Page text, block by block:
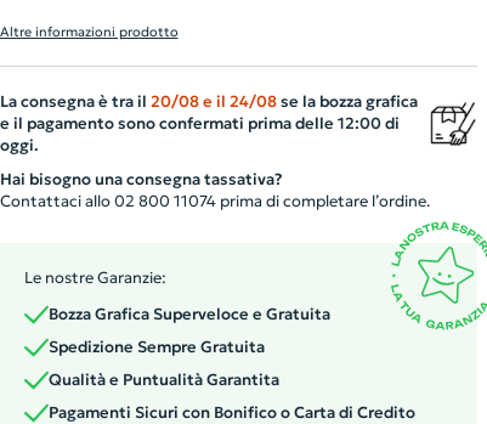
aziendale perfetto. Sia per occasioni speciali che per
promozioni, queste piccole meraviglie saranno un
successo indiscusso. Intrattenimento e brand awareness si
uniscono in maniera unica con i nostri cubi di giochi
personalizzati. Un vero e proprio tocco di classe per la tua
Altre informazioni prodotto
La consegna è tra il 20/08 e il 24/08se la bozza grafica
e il pagamento sono confermati prima delle 12:00 di
oggi.
Hai bisogno una consegna tassativa?
Contattaci allo 02 800 11074 prima di completare l’ordine.
Le nostre Garanzie:
Bozza Grafica Superveloce e Gratuita
Spedizione Sempre Gratuita
Qualità e Puntualità Garantita
Pagamenti Sicuri con Bonifico o Carta di Credito